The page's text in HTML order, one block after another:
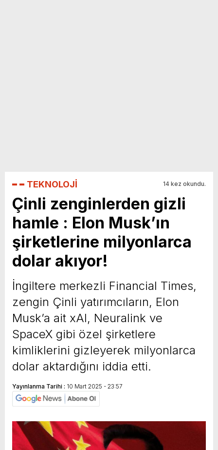
TEKNOLOJİ 14 kez okundu.
Çinli zenginlerden gizli
hamle : Elon Musk’ın
şirketlerine milyonlarca
dolar akıyor!
İngiltere merkezli Financial Times,
zengin Çinli yatırımcıların, Elon
Musk’a ait xAI, Neuralink ve
SpaceX gibi özel şirketlere
kimliklerini gizleyerek milyonlarca
dolar aktardığını iddia etti.
Yayınlanma Tarihi : 10 Mart 2025 - 23:57